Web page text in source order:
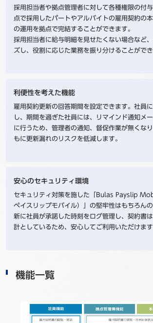
採用担当者や拠点管理者に対して各種権限の付
点で採用したパートやアルバイトの雇用契約の
の運用を拠点で完結することができます。
採用担当者に給与明細を見せたくない場合など
ズし、役割に応じた業務を振り分けることができ
利便性を考えた機能
雇用契約更新の回答期間を設定できます。社員
し、期間を過ぎた社員には、リマインド通知メ
に行うため、管理者の通知、督促作業が無くな
もに更新漏れのリスクを低減します。
安心のセキュリティ環境
セキュリティ対策を施した「Bulas Payslip
ペイスリップモバイル）」の堅牢性はもちろん
新に社員が承諾した時刻をログ管理し、契約書
計としているため、安心してご利用いただけます
機能一覧